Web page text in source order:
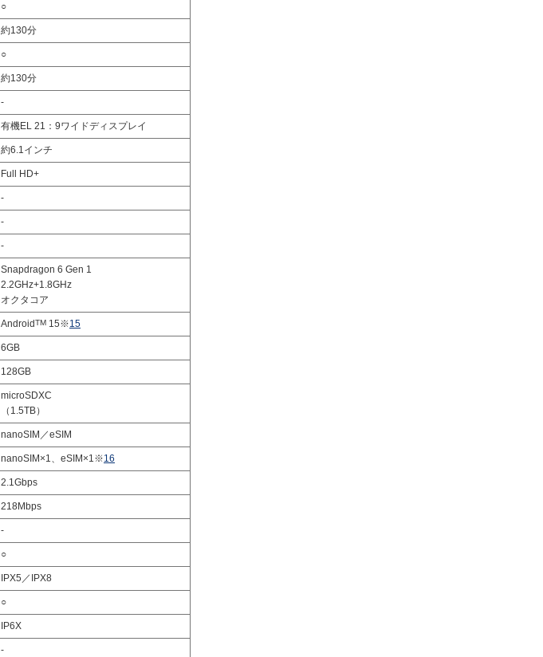
○
約130分
○
約130分
-
有機EL 21：9ワイドディスプレイ
約6.1インチ
Full HD+
-
-
-
Snapdragon 6 Gen 1
2.2GHz+1.8GHz
オクタコア
AndroidTM 15※15
6GB
128GB
microSDXC
（1.5TB）
nanoSIM／eSIM
nanoSIM×1、eSIM×1※16
2.1Gbps
218Mbps
-
○
IPX5／IPX8
○
IP6X
-